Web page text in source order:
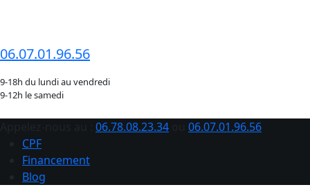
06.07.01.96.56
9-18h du lundi au vendredi
9-12h le samedi
06.78.08.23.34
06.07.01.96.56
CPF
Financement
Blog